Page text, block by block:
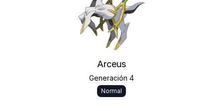
Arceus
Generación 4
Normal